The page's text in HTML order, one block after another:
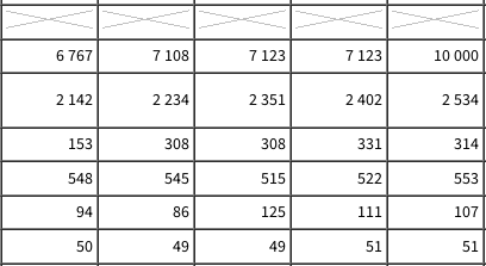
6 767 7 108 7 123 7 123
10 000
2 142 2 234 2 351 2 402
2 534
153 308 308 331
314
548 545 515 522
553
94 86 125 111
107
50 49 49 51
51